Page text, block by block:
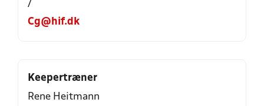
/
Cg@hif.dk
Keepertræner
Rene Heitmann